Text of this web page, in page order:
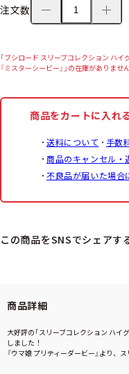
注文数
「ブシロード スリーブコレクション ハ
『ミスターシービー』」の在庫がありません
商品をカートに入れ
送料について 手数
商品のキャンセル・
不良品が届いた場合
この商品をSNSでシェアす
商品詳細
大好評の「スリーブコレクション ハ
しました！
『ウマ娘 プリティーダービー』より、